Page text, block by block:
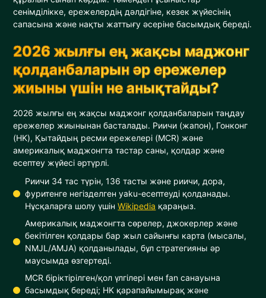
сенімділікке, ережелердің дәлдігіне, кезек жүйесінің
сапасына және нақты жаттығу әсеріне басымдық береді.
2026 жылғы ең жақсы маджонг
қолданбаларын әр ережелер
жиыны үшін не анықтайды?
2026 жылғы ең жақсы маджонг қолданбаларын таңдау
ережелер жиынынан басталады. Риичи (жапон), Гонконг
(HK), Қытайдың ресми ережелері (MCR) және
америкалық маджонгта тастар саны, қолдар және
есептеу жүйесі әртүрлі.
Риичи 34 тас түрін, 136 тасты және риичи, дора,
фуритенге негізделген yaku-есептеуді қолданады.
Нұсқаларға шолу үшінWikipedia қараңыз.
Америкалық маджонгта сөрелер, джокерлер және
бекітілген қолдары бар жыл сайынғы карта (мысалы,
NMJL/AMJA) қолданылады, бұл стратегияны әр
маусымда өзгертеді.
MCR біріктірілген/қол үлгілері мен fan санауына
басымдық береді; HK қарапайымырақ және